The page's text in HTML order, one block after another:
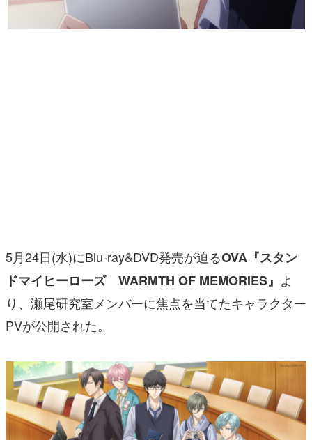
なんでゲームは面白い？
アプリレビュー
その他
電ファミニコゲーマーとは？
5月24日(水)にBlu-ray&DVD発売が迫るOVA『スタン
ドマイヒーローズ WARMTH OF MEMORIES』 よ
り、瀬尾研究室メンバーに焦点を当てたキャラクター
PVが公開された。